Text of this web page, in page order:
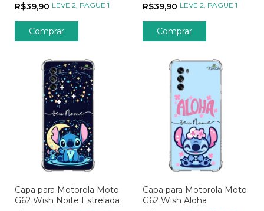
R$39,90 LEVE 2, PAGUE 1
Comprar
R$39,90 LEVE 2, PAGUE 1
Comprar
Capa para Motorola Moto
G62 Wish Noite Estrelada
Capa para Motorola Moto
G62 Wish Aloha